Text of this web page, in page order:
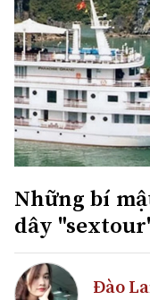
Những bí
dây
Đào